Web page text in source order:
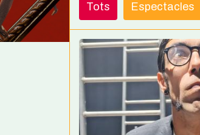
Tots Espectacles